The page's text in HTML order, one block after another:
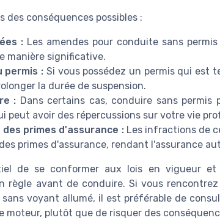
des conséquences possibles :
: Les amendes pour conduite sans
manière significative.
permis : Si vous possédez un permis qui est
la durée de suspension.
: Dans certains cas, conduire sans
peut avoir des répercussions sur votre vie
primes d'assurance :Les infractions de
primes d'assurance, rendant l'assurance
de se conformer aux lois en vigueur
règle avant de conduire. Si vous
sans voyant allumé, il est préférable de
moteur, plutôt que de risquer des